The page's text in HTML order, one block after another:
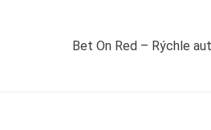
Bet On Red – Rýchle